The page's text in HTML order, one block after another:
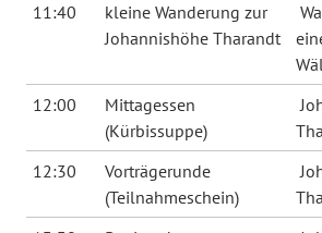
11:40
kleine Wanderung zur
Johannishöhe Tharandt
12:00
Mittagessen
(Kürbissuppe)
12:30
Vorträgerunde
(Teilnahmeschein)